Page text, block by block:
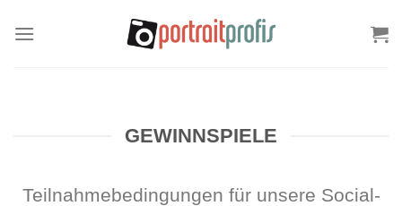
Inhalt
GEWINNSPIELE
Teilnahmebedingungen für unsere Social-